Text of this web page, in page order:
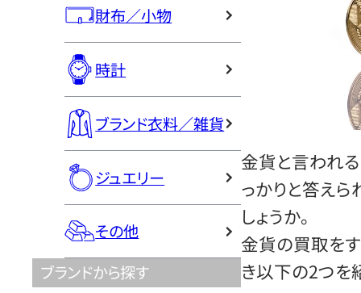
財布／小物
時計
ブランド衣料／雑貨
ジュエリー
その他
ブランドから探す
金貨と言われ
っかりと答え
しょうか。
金貨の買取をす
き以下の2つを